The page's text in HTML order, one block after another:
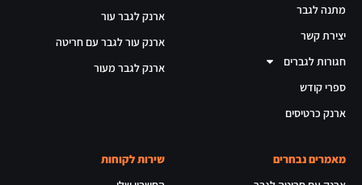
מתנה לגבר
יצירת קשר
חגורות לגברים
ספרי קודש
ארנק כרטיסים
ארנק לגבר עור
ארנק עור לגבר עם חריטה
ארנק לגבר מעור
מאמרים נבחרים
שירות לקוחות